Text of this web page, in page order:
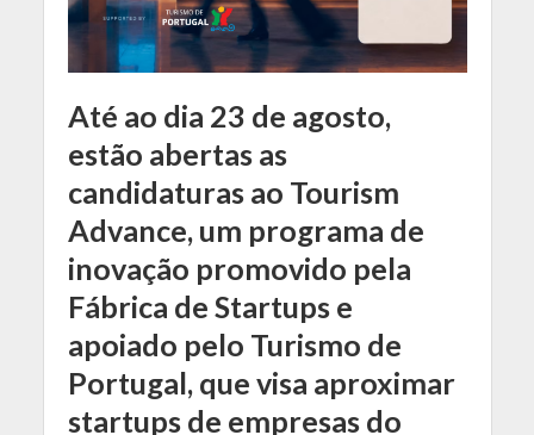
Até ao dia 23 de agosto,
estão abertas as
candidaturas ao Tourism
Advance, um programa de
inovação promovido pela
Fábrica de Startups e
apoiado pelo Turismo de
Portugal, que visa aproximar
startups de empresas do